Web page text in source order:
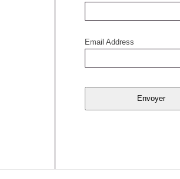
Email Address
Envoyer